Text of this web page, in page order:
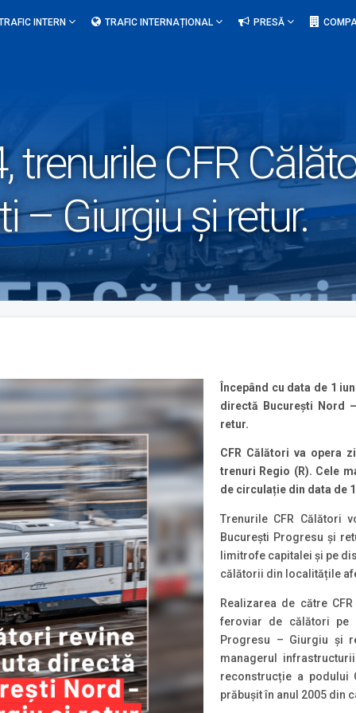
INTERN TRAFIC INTERNAȚIONAL PRESĂ
trenurile CFR
– Giurgiu și retur.
Începând cu data de 1
directă București Nord
retur.
CFR Călători va opera
trenuri Regio (R). Cele
de circulație din data de
Trenurile CFR Călători
București Progresu și
limitrofe capitalei și pe
călătorii din localitățile
Realizarea de către
feroviar de călători pe
Progresu – Giurgiu și
managerul
reconstrucție a podului
prăbușit în anul 2005 din